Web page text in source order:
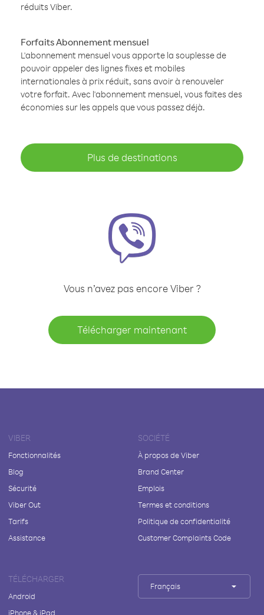
réduits Viber.
Forfaits Abonnement mensuel
L'abonnement mensuel vous apporte la souplesse de
pouvoir appeler des lignes fixes et mobiles
internationales à prix réduit, sans avoir à renouveler
votre forfait. Avec l'abonnement mensuel, vous faites des
économies sur les appels que vous passez déjà.
Plus de destinations
Vous n’avez pas encore Viber ?
Télécharger maintenant
VIBER
Fonctionnalités
Blog
Sécurité
Viber Out
Tarifs
Assistance
SOCIÉTÉ
À propos de Viber
Brand Center
Emplois
Termes et conditions
Politique de confidentialité
Customer Complaints Code
TÉLÉCHARGER
Android
iPhone & iPad
Français